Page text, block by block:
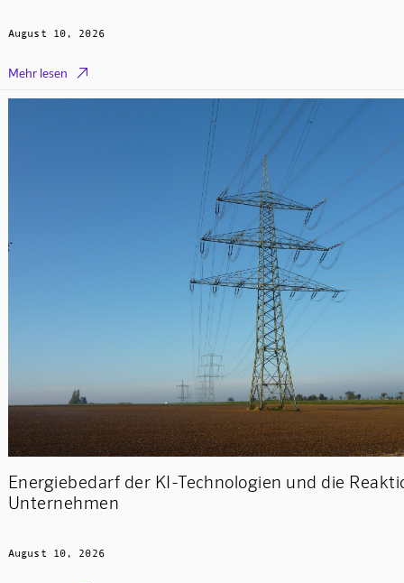
August 10, 2026
Mehr lesen 
Energiebedarf der KI-Technologien und die
Unternehmen
August 10, 2026